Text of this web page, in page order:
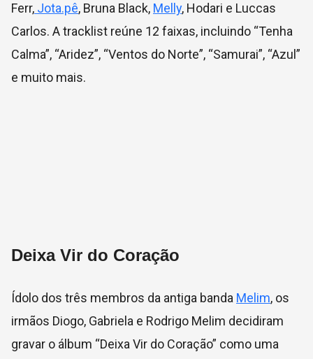
Ferr, Jota.pê, Bruna Black, Melly, Hodari e Luccas
Carlos. A tracklist reúne 12 faixas, incluindo “Tenha
Calma”, “Aridez”, “Ventos do Norte”, “Samurai”, “Azul”
e muito mais.
Deixa Vir do Coração
Ídolo dos três membros da antiga banda Melim, os
irmãos Diogo, Gabriela e Rodrigo Melim decidiram
gravar o álbum “Deixa Vir do Coração” como uma